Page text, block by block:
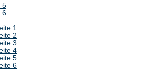
5
6
1
2
3
4
5
6